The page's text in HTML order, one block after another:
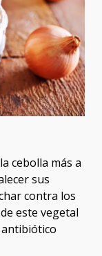
cebolla más a
sus
contra los
este vegetal
antibiótico